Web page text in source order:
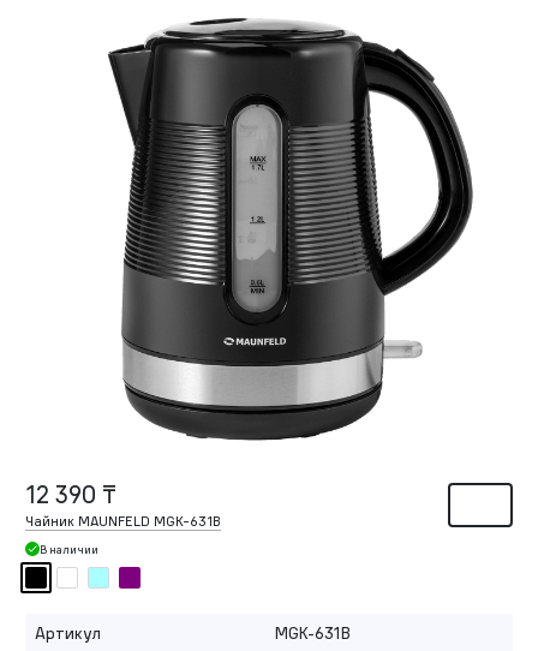
12 390 ₸
Чайник MAUNFELD MGK-631B
В наличии
Артикул
MGK-631B